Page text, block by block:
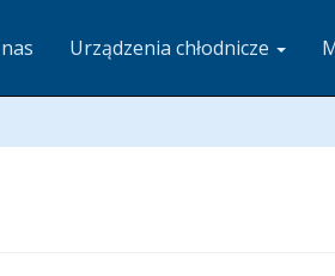
Urządzenia chłodnicze